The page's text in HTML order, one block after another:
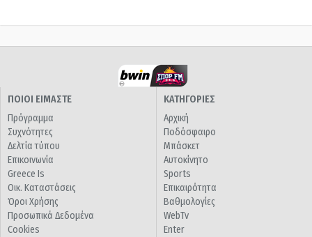
ΠΟΙΟΙ ΕΙΜΑΣΤΕ
Πρόγραμμα
Συχνότητες
Δελτία τύπου
Επικοινωνία
Greece Is
Οικ. Καταστάσεις
Όροι Χρήσης
Προσωπικά Δεδομένα
Cookies
ΚΑΤΗΓΟΡΙΕΣ
Αρχική
Ποδόσφαιρο
Μπάσκετ
Αυτοκίνητο
Sports
Επικαιρότητα
Βαθμολογίες
WebTv
Enter